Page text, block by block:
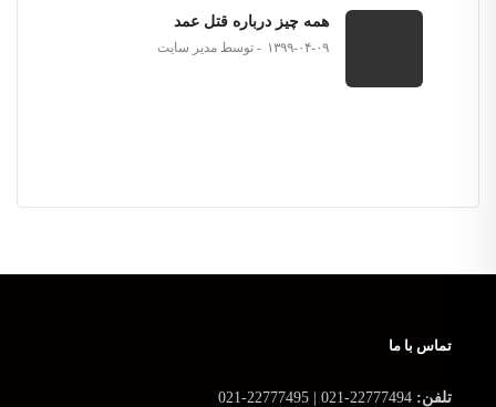
همه چیز درباره قتل عمد
۱۳۹۹-۰۴-۰۹ توسط مدیر سایت
تماس با ما
تلفن: